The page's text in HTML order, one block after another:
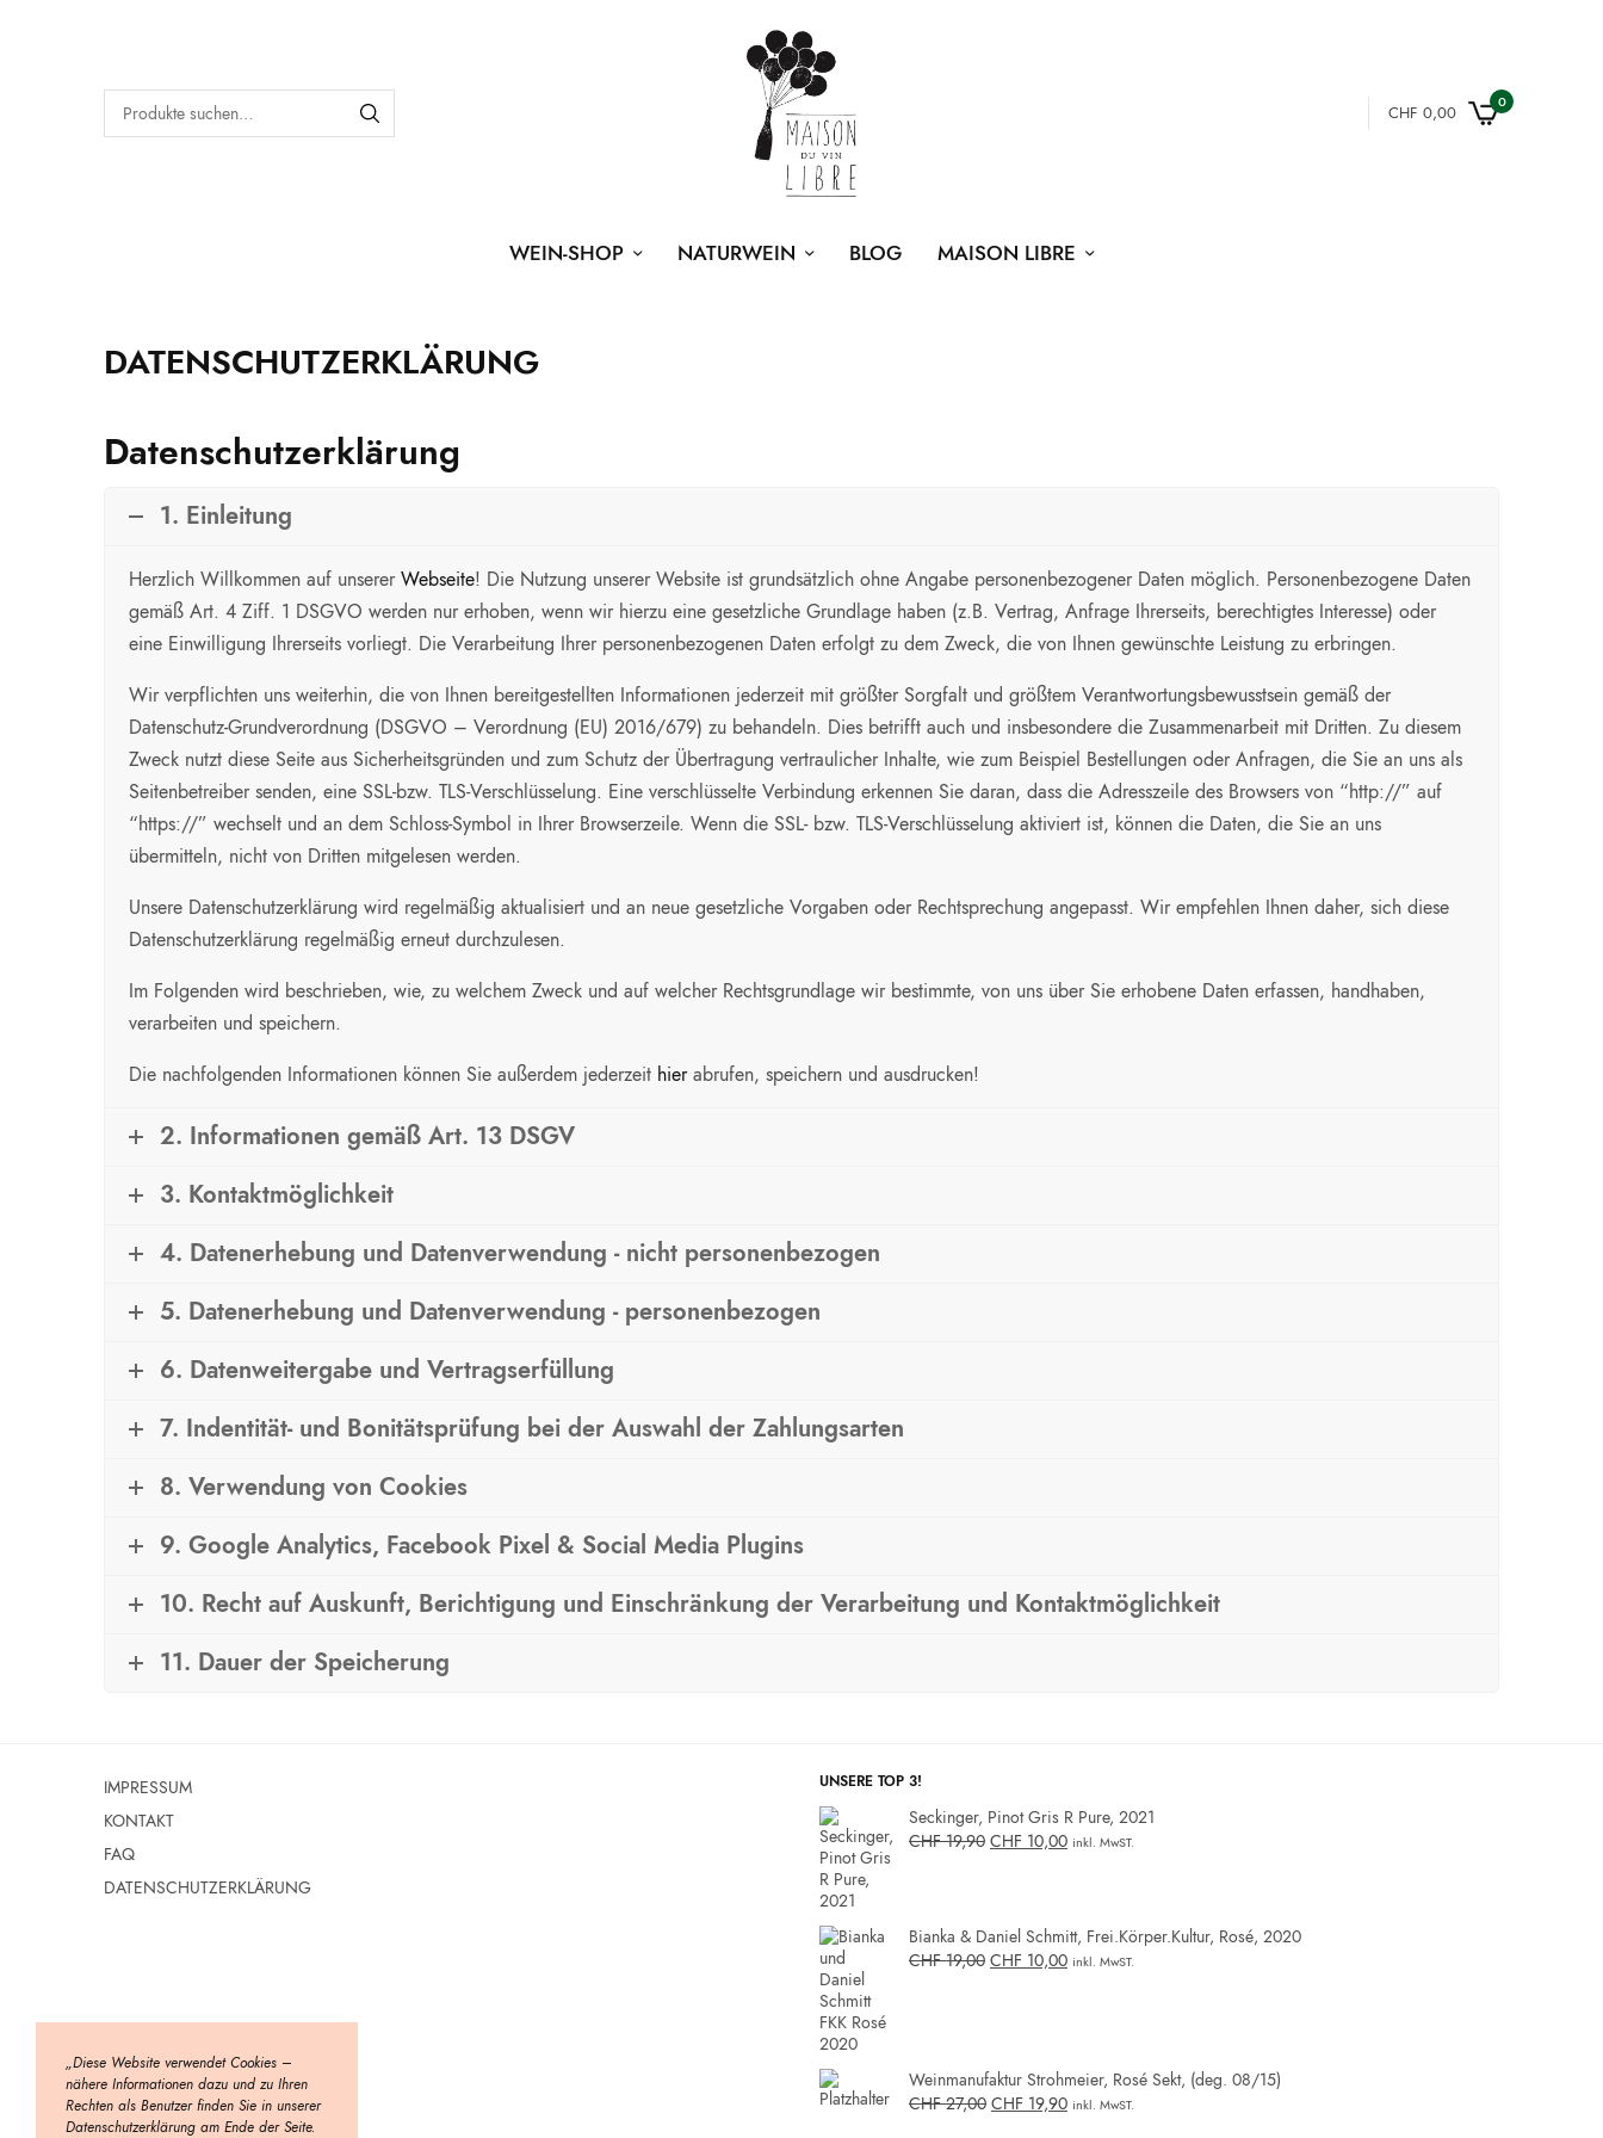
CHF 0,00
0
WEIN-SHOP NATURWEIN BLOG MAISON LIBRE
DATENSCHUTZERKLÄRUNG
Datenschutzerklärung
1. Einleitung
Herzlich Willkommen auf unsererWebseite! Die Nutzung unserer Website ist grundsätzlich ohne Angabe personenbezogener Daten möglich. Personenbezogene Daten
gemäß Art. 4 Ziff. 1 DSGVO werden nur erhoben, wenn wir hierzu eine gesetzliche Grundlage haben (z.B. Vertrag, Anfrage Ihrerseits, berechtigtes Interesse) oder
eine Einwilligung Ihrerseits vorliegt. Die Verarbeitung Ihrer personenbezogenen Daten erfolgt zu dem Zweck, die von Ihnen gewünschte Leistung zu erbringen.
Wir verpflichten uns weiterhin, die von Ihnen bereitgestellten Informationen jederzeit mit größter Sorgfalt und größtem Verantwortungsbewusstsein gemäß der
Datenschutz-Grundverordnung (DSGVO – Verordnung (EU) 2016/679) zu behandeln. Dies betrifft auch und insbesondere die Zusammenarbeit mit Dritten. Zu diesem
Zweck nutzt diese Seite aus Sicherheitsgründen und zum Schutz der Übertragung vertraulicher Inhalte, wie zum Beispiel Bestellungen oder Anfragen, die Sie an uns als
Seitenbetreiber senden, eine SSL-bzw. TLS-Verschlüsselung. Eine verschlüsselte Verbindung erkennen Sie daran, dass die Adresszeile des Browsers von “http://” auf
“https://” wechselt und an dem Schloss-Symbol in Ihrer Browserzeile. Wenn die SSL- bzw. TLS-Verschlüsselung aktiviert ist, können die Daten, die Sie an uns
übermitteln, nicht von Dritten mitgelesen werden.
Unsere Datenschutzerklärung wird regelmäßig aktualisiert und an neue gesetzliche Vorgaben oder Rechtsprechung angepasst. Wir empfehlen Ihnen daher, sich diese
Datenschutzerklärung regelmäßig erneut durchzulesen.
Im Folgenden wird beschrieben, wie, zu welchem Zweck und auf welcher Rechtsgrundlage wir bestimmte, von uns über Sie erhobene Daten erfassen, handhaben,
verarbeiten und speichern.
Die nachfolgenden Informationen können Sie außerdem jederzeit hierabrufen, speichern und ausdrucken!
2. Informationen gemäß Art. 13 DSGV
3. Kontaktmöglichkeit
4. Datenerhebung und Datenverwendung - nicht personenbezogen
5. Datenerhebung und Datenverwendung - personenbezogen
6. Datenweitergabe und Vertragserfüllung
7. Indentität- und Bonitätsprüfung bei der Auswahl der Zahlungsarten
8. Verwendung von Cookies
9. Google Analytics, Facebook Pixel & Social Media Plugins
10. Recht auf Auskunft, Berichtigung und Einschränkung der Verarbeitung und Kontaktmöglichkeit
11. Dauer der Speicherung
IMPRESSUM
KONTAKT
FAQ
DATENSCHUTZERKLÄRUNG
UNSERE TOP 3!
Seckinger, Pinot Gris R Pure, 2021
CHF19,90 CHF 10,00 inkl. MwST.
Bianka & Daniel Schmitt, Frei.Körper.Kultur, Rosé, 2020
CHF19,00 CHF 10,00 inkl. MwST.
Weinmanufaktur Strohmeier, Rosé Sekt, (deg. 08/15)
CHF27,00 CHF 19,90 inkl. MwST.
„Diese Website verwendet Cookies –
nähere Informationen dazu und zu Ihren
Rechten als Benutzer finden Sie in unserer
Datenschutzerklärung am Ende der Seite.